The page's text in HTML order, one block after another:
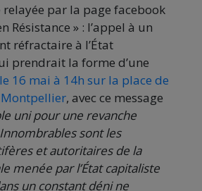
par la page facebook
Résistance » : l’appel à un
réfractaire à l’État
prendrait la forme d’une
16 mai à 14h sur la place de
Montpellier, avec ce message
uni pour une revanche
sont les
et autoritaires de la
menée par l’État capitaliste
un constant déni ne